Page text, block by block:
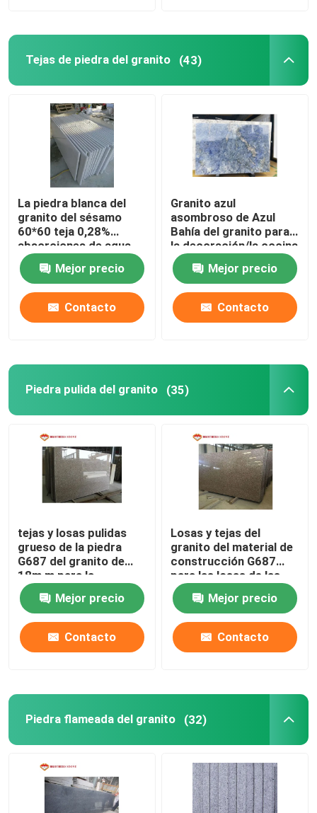
Sobre nosotros
Contactos
Productos
Losas de piedra del granito
Tejas de piedra del granito
Piedra flameada del granito
teja de piedra de mármol
Tejas de piedra del granito (43)
La piedra blanca del
granito del sésamo
60*60 teja 0,28%
absorciones de agua
Mejor precio
Contacto
Granito azul
asombroso de Azul
Bahía del granito para
la decoración/la cocina
superiores del hotel
Mejor precio
Contacto
Piedra pulida del granito (35)
tejas y losas pulidas
grueso de la piedra
G687 del granito de
18m m para la
decoración
Mejor precio
Contacto
Losas y tejas del
granito del material de
construcción G687
para las losas de las
baldosas de la pared
Mejor precio
Contacto
Piedra flameada del granito (32)